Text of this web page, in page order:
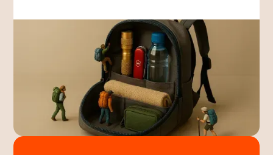
sac, les bons vêtements et les bons
équipements sans rien oublier d'essentiel.